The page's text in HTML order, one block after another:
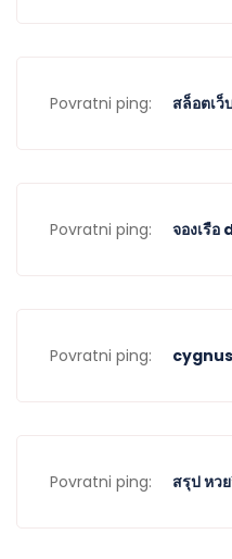
Povratni ping: สล็อตเว็
Povratni ping: จองเรื
Povratni ping:
Povratni ping: สรุป หว